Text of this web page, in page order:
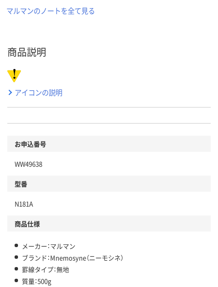
マルマンのノートを全て見る
商品説明
アイコンの説明
お申込番号
WW49638
型番
N181A
商品仕様
メーカー：マルマン
ブランド：Mnemosyne（ニーモシネ）
罫線タイプ：無地
質量：500g